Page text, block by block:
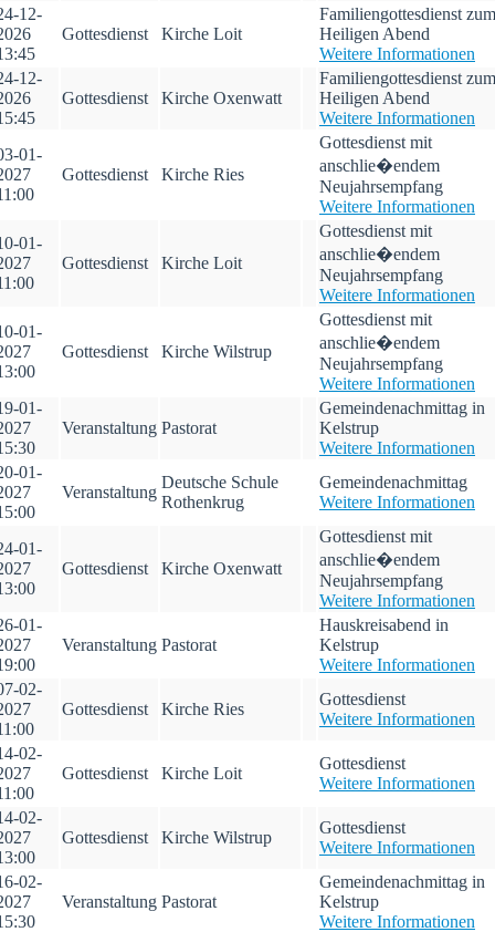
12-
Gottesdienst Kirche Loit
Familiengottesdienst zum
Heiligen Abend
Weitere Informationen
12-
Gottesdienst Kirche Oxenwatt
Familiengottesdienst zum
Heiligen Abend
Weitere Informationen
01-
Gottesdienst Kirche Ries
Gottesdienst mit
anschlie�endem
Neujahrsempfang
Weitere Informationen
01-
Gottesdienst Kirche Loit
Gottesdienst mit
anschlie�endem
Neujahrsempfang
Weitere Informationen
01-
Gottesdienst Kirche Wilstrup
Gottesdienst mit
anschlie�endem
Neujahrsempfang
Weitere Informationen
01-
Veranstaltung Pastorat
Gemeindenachmittag in
Kelstrup
Weitere Informationen
01-
Veranstaltung
Deutsche Schule
Rothenkrug
Gemeindenachmittag
Weitere Informationen
01-
Gottesdienst Kirche Oxenwatt
Gottesdienst mit
anschlie�endem
Neujahrsempfang
Weitere Informationen
01-
Veranstaltung Pastorat
Hauskreisabend in
Kelstrup
Weitere Informationen
02-
Gottesdienst Kirche Ries
Gottesdienst
Weitere Informationen
02-
Gottesdienst Kirche Loit
Gottesdienst
Weitere Informationen
02-
Gottesdienst Kirche Wilstrup
Gottesdienst
Weitere Informationen
02-
Veranstaltung Pastorat
Gemeindenachmittag in
Kelstrup
Weitere Informationen